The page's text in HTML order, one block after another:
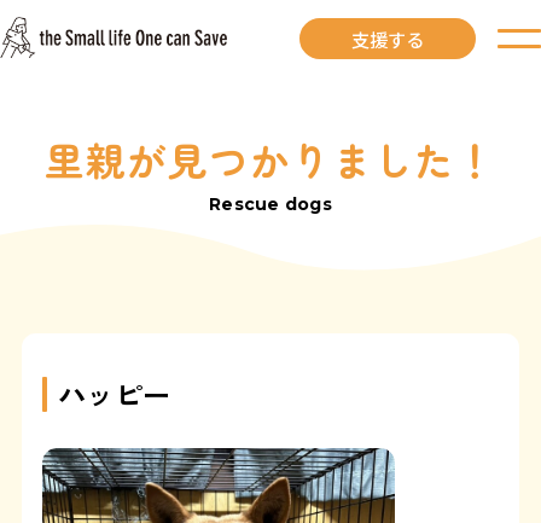
お知らせ
里親が見つかりました
支援する
里親が見つかりました！
Rescue dogs
ハッピー